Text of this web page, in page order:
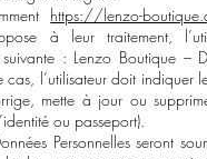
https://lenzo-
à leur traitement,
: Lenzo Boutique –
l’utilisateur doit indiquer
mette à jour ou
ou passeport).
Personnelles seront